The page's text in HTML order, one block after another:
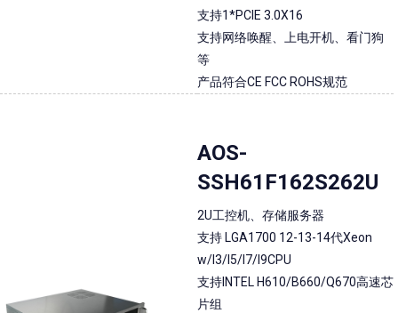
支持1*PCIE 3.0X16
支持网络唤醒、上电开机、看门狗
等
产品符合CE FCC ROHS规范
AOS-
SSH61F162S262U
2U工控机、存储服务器
支持 LGA1700 12-13-14代Xeon
w/I3/I5/I7/I9CPU
支持INTEL H610/B660/Q670高速芯
片组